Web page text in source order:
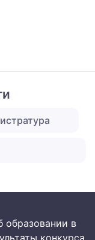
образовании в
конкурса